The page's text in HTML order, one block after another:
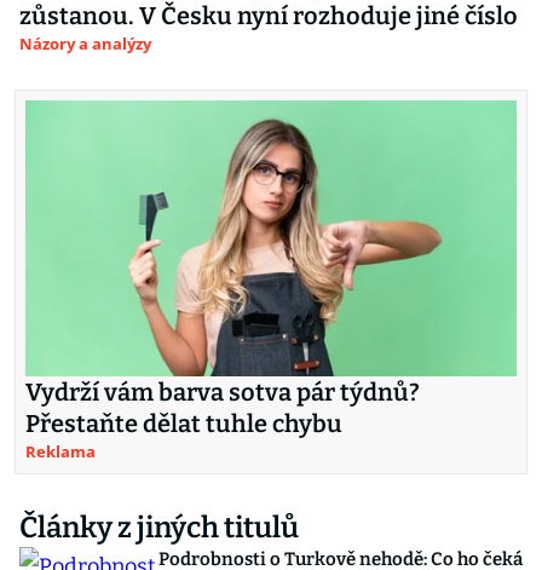
zůstanou. V Česku nyní rozhoduje jiné číslo
Názory a analýzy
Vydrží vám barva sotva pár týdnů?
Přestaňte dělat tuhle chybu
Reklama
Články z jiných titulů
Podrobnosti o Turkově nehodě: Co ho čeká